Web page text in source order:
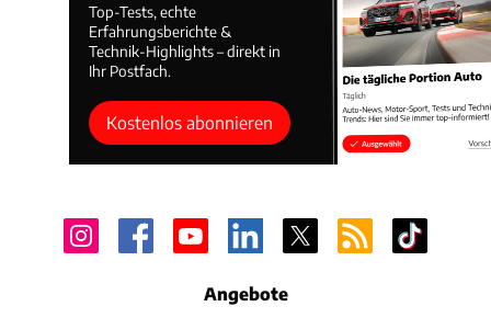
Top-Tests, echte
Erfahrungsberichte &
Technik-Highlights – direkt in
Ihr Postfach.
Kostenlos abonnieren
Angebote